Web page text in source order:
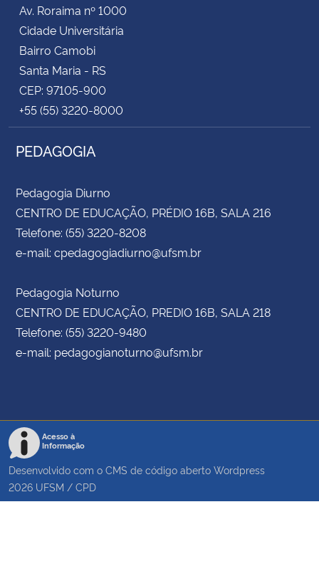
Av. Roraima nº 1000
Cidade Universitária
Bairro Camobi
Santa Maria - RS
CEP: 97105-900
+55 (55) 3220-8000
PEDAGOGIA
Pedagogia Diurno
CENTRO DE EDUCAÇÃO, PRÉDIO 16B, SALA 216
Telefone: (55) 3220-8208
e-mail: cpedagogiadiurno@ufsm.br
Pedagogia Noturno
CENTRO DE EDUCAÇÃO, PREDIO 16B, SALA 218
Telefone: (55) 3220-9480
e-mail: pedagogianoturno@ufsm.br
Acesso à
Informação
Desenvolvido com o CMS de código aberto Wordpress
2026 UFSM / CPD